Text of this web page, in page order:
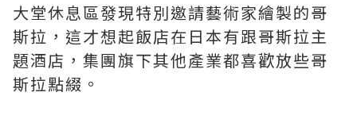
大堂休息區發現特別邀請藝術家繪製的哥
斯拉，這才想起飯店在日本有跟哥斯拉主
題酒店，集團旗下其他產業都喜歡放些哥
斯拉點綴。